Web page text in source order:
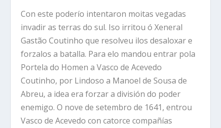
Con este poderío intentaron moitas vegadas
invadir as terras do sul. Iso irritou ó Xeneral
Gastão Coutinho que resolveu ilos desaloxar e
forzalos a batalla. Para elo mandou entrar pola
Portela do Homen a Vasco de Acevedo
Coutinho, por Lindoso a Manoel de Sousa de
Abreu, a idea era forzar a división do poder
enemigo. O nove de setembro de 1641, entrou
Vasco de Acevedo con catorce compañías